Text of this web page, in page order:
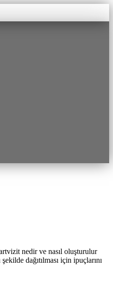
nedir ve nasıl oluşturulur
dağıtılması için ipuçlarını